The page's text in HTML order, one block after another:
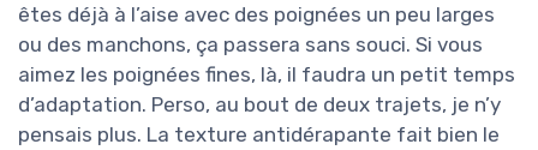
êtes déjà à l’aise avec des poignées un peu larges
ou des manchons, ça passera sans souci. Si vous
aimez les poignées fines, là, il faudra un petit temps
d’adaptation. Perso, au bout de deux trajets, je n’y
pensais plus. La texture antidérapante fait bien le